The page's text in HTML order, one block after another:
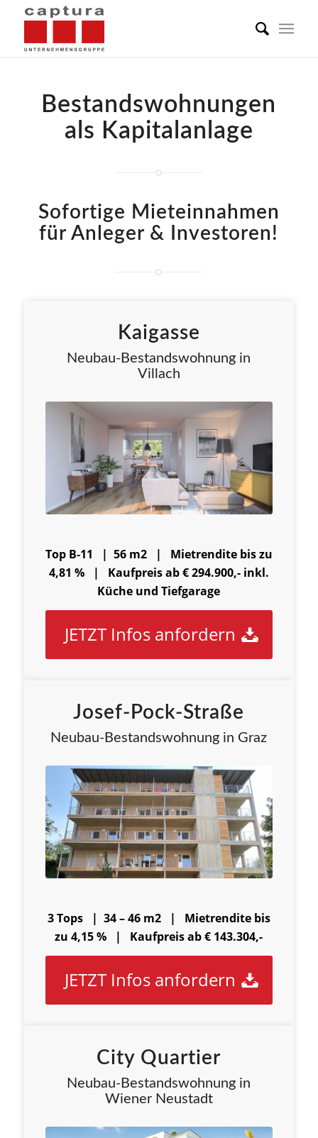
Bestandswohnungen
als Kapitalanlage
Sofortige Mieteinnahmen
für Anleger & Investoren!
Kaigasse
Neubau-Bestandswohnung in
Villach
Top B-11 | 56 m2 | Mietrendite bis zu
4,81 % | Kaufpreis ab € 294.900,- inkl.
Küche und Tiefgarage
JETZT Infos anfordern
Josef-Pock-Straße
Neubau-Bestandswohnung in Graz
3 Tops | 34 – 46 m2 | Mietrendite bis
zu 4,15 % | Kaufpreis ab € 143.304,-
JETZT Infos anfordern
City Quartier
Neubau-Bestandswohnung in
Wiener Neustadt